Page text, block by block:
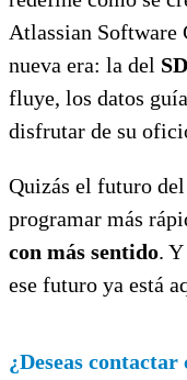
Atlassian Software
nueva era: la del
fluye, los datos
disfrutar de su
Quizás el futuro
programar más
con más sentido.
ese futuro ya está
¿Deseas